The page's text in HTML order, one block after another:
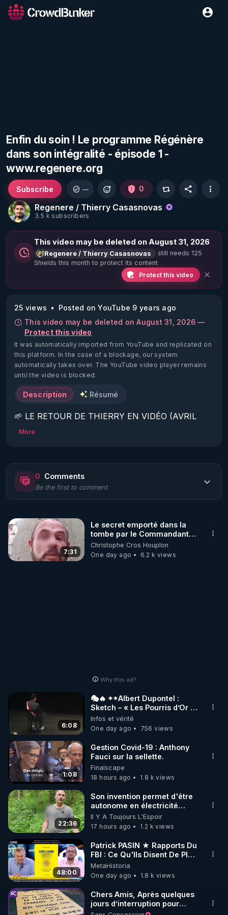
Enfin du soin ! Le programme Régénère
dans son intégralité - épisode 1 -
www.regenere.org
Regenere / Thierry Casasnovas
3.5 k subscribers
Subscribe — 0
This video may be deleted on August 31, 2026
Regenere / Thierry Casasnovas
still needs 125
Shields this month to protect its content
Protect this video
25 views
Posted on YouTube 9 years ago
This video may be deleted on August 31, 2026 —
Protect this video
It was automatically imported from YouTube and replicated on
this platform. In the case of a blockage, our system
automatically takes over. The YouTube video player remains
until the video is blocked.
Description Résumé
🌱 LE RETOUR DE THIERRY EN VIDÉO (AVRIL
2022)!
https://www.rgnr.fr/presentation.html
🌱 LE MAGAZINE RÉGÉNÈRE
🌱 LA BOUTIQUE DU MAGAZINE
Pour obtenir les anciens numéros que vous avez
🌱 INSTAGRAM
https://www.instagram.com/rdlr_thierrycasasnovas/
http://rgnr.li/instagram
🌱 LA NEWSLETTER
Pour ne pas rater l’actualité RGNR (stages,
http://rgnr.li/news
🌱 VIDÉOS NON CENSURÉES SUR ODYSEE
Toutes les vidéos Youtube sont aussi sur la
http://rgnr.li/odysee
🌱 LES STAGES EN PRÉSENTIEL
More
0 Comments
Be the first to comment
7:31
Le secret emporté dans la
tombe par le Commandant
Cousteau le 25 juin 1997
Christophe Cros Houplon
One day ago
6.2 k views
Why this ad?
6:08
🎭🔥 **Albert Dupontel :
Sketch – « Les Pourris d’Or »
🏆💰**
Infos et vérité
One day ago
756 views
1:08
Gestion Covid-19 : Anthony
Fauci sur la sellette.
Finalscape
18 hours ago
1.8 k views
22:36
Son invention permet d'être
autonome en électricité
avec un simple ruisseau
Il Y A Toujours L'Espoir
17 hours ago
1.2 k views
48:00
Patrick PASIN ★ Rapports Du
FBI : Ce Qu'Ils Disent De Plus
Grave Sur Hitler
MetaHistoria
One day ago
1.8 k views
Chers Amis, Après quelques
jours d’interruption pour
clarifier ma position